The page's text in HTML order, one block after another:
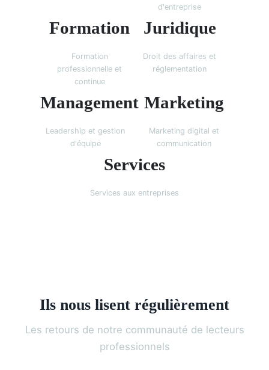
d'entreprise
Formation
Formation
professionnelle et
continue
Juridique
Droit des affaires et
réglementation
Management
Leadership et gestion
d'équipe
Marketing
Marketing digital et
communication
Services
Services aux entreprises
Ils nous lisent régulièrement
Les retours de notre communauté de lecteurs
professionnels